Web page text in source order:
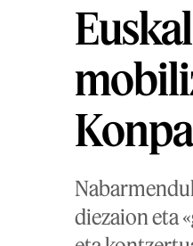
diezaion eta